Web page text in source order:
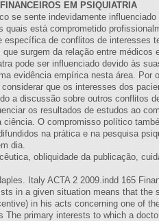
EM PSIQUIATRIA
se sente indevidamente
está comprometido
de conflitos de
surgem da relação entre
pode ser influenciado devido às
evidência empírica nesta área.
que os interesses dos
a discussão sobre outros conflitos
os resultados de estudos ao
O compromisso político
na prática e na pesquisa
dia.
obliquidade da publicação,
Italy ACTA 2 2009.indd 165
in a given situation means that
in his acts concerning one of
primary interests to which a